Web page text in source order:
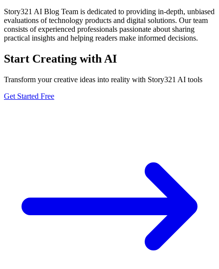
Story321 AI Blog Team is dedicated to providing in-depth, unbiased
evaluations of technology products and digital solutions. Our team
consists of experienced professionals passionate about sharing
practical insights and helping readers make informed decisions.
Start Creating with AI
Transform your creative ideas into reality with Story321 AI tools
Get Started Free